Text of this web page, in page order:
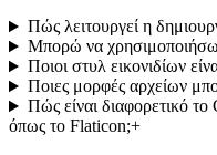
Πώς λειτουργεί η
Μπορώ να χρησιμοποιήσω
Ποιοι στυλ εικονιδίων
Ποιες μορφές αρχείων
Πώς είναι διαφορετικό το
όπως το Flaticon;+